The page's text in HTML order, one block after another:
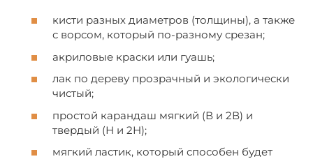
кисти разных диаметров (толщины), а также
с ворсом, который по-разному срезан;
акриловые краски или гуашь;
лак по дереву прозрачный и экологически
чистый;
простой карандаш мягкий (В и 2В) и
твердый (Н и 2Н);
мягкий ластик, который способен будет